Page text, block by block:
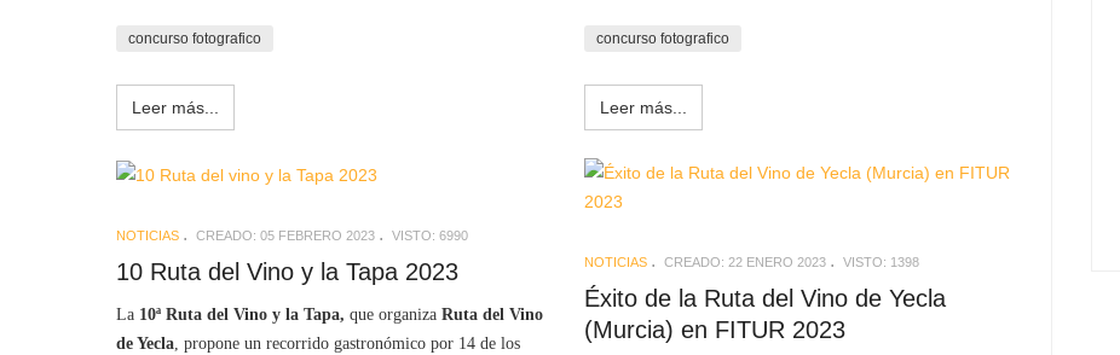
concurso fotografico
Leer más...
concurso fotografico
Leer más...
NOTICIAS CREADO: 05 FEBRERO 2023 VISTO: 6990
10 Ruta del Vino y la Tapa 2023
La 10ª Ruta del Vino y la Tapa, que organiza Ruta del Vino
de Yecla, propone un recorrido gastronómico por 14 de los
NOTICIAS CREADO: 22 ENERO 2023 VISTO: 1398
Éxito de la Ruta del Vino de Yecla
(Murcia) en FITUR 2023